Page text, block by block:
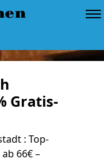
Gratis-
: Top-
66€ –